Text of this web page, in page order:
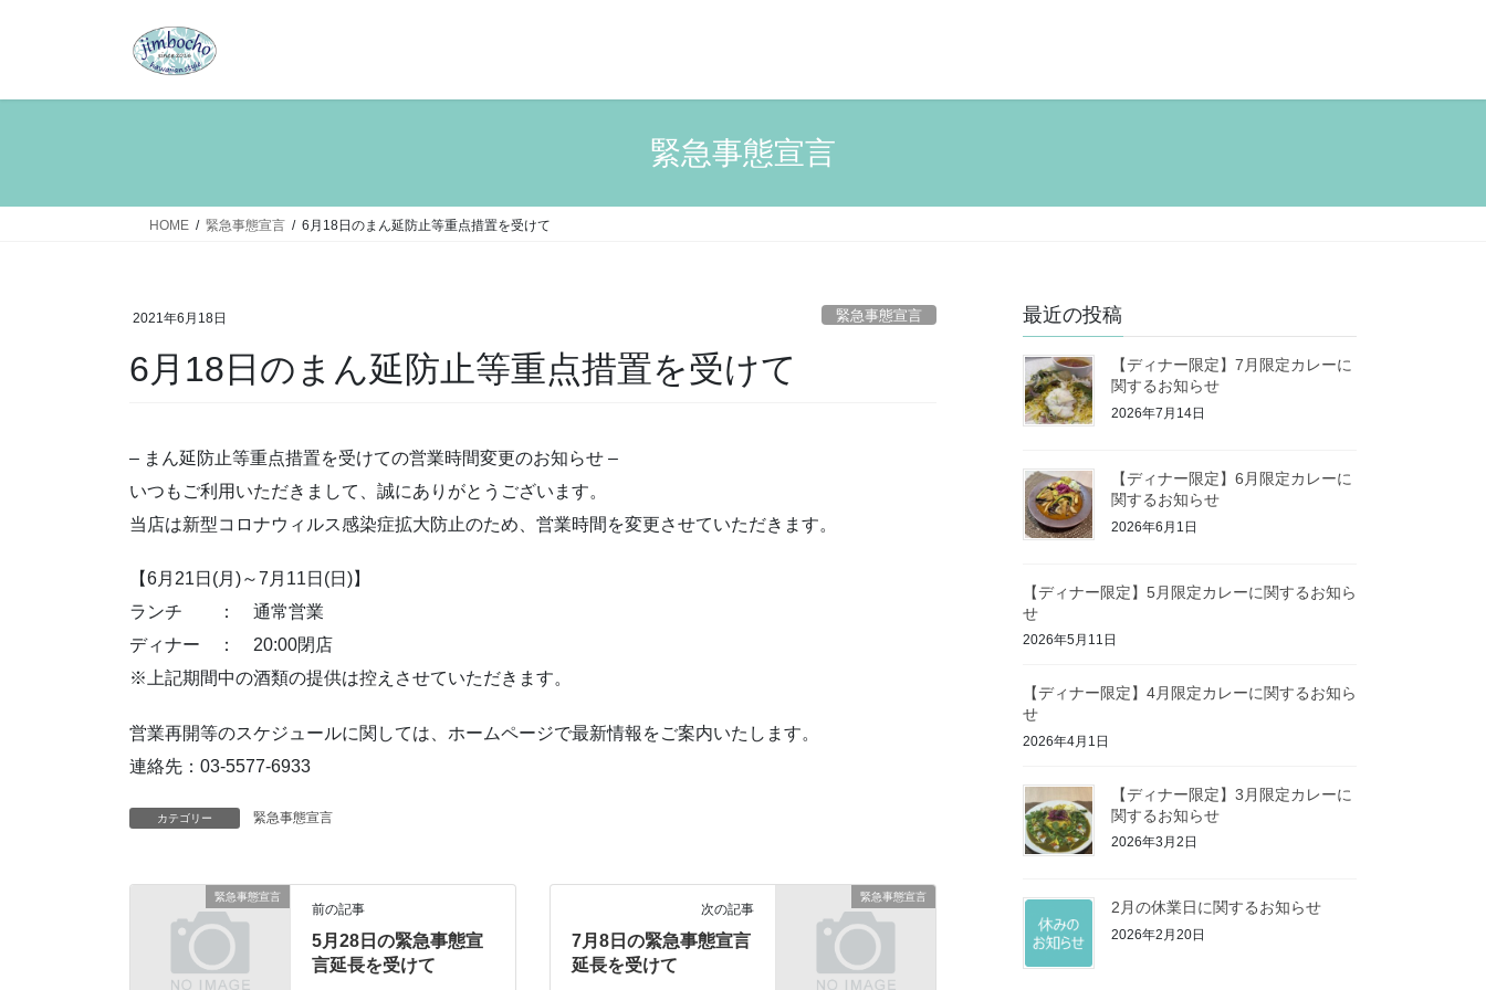
緊急事態宣言
HOME 緊急事態宣言 6月18日のまん延防止等重点措置を受けて
2021年6月18日 緊急事態宣言
6月18日のまん延防止等重点措置を受けて
– まん延防止等重点措置を受けての営業時間変更のお知らせ –
いつもご利用いただきまして、誠にありがとうございます。
当店は新型コロナウィルス感染症拡大防止のため、営業時間を変更させていただきます。
【6月21日(月)～7月11日(日)】
ランチ ： 通常営業
ディナー ： 20:00閉店
※上記期間中の酒類の提供は控えさせていただきます。
営業再開等のスケジュールに関しては、ホームページで最新情報をご案内いたします。
連絡先：03-5577-6933
カテゴリー 緊急事態宣言
緊急事態宣言
前の記事
5月28日の緊急事態宣
言延長を受けて
緊急事態宣言
次の記事
7月8日の緊急事態宣言
延長を受けて
最近の投稿
【ディナー限定】7月限定カレーに
関するお知らせ
2026年7月14日
【ディナー限定】6月限定カレーに
関するお知らせ
2026年6月1日
【ディナー限定】5月限定カレーに関するお知ら
せ
2026年5月11日
【ディナー限定】4月限定カレーに関するお知ら
せ
2026年4月1日
【ディナー限定】3月限定カレーに
関するお知らせ
2026年3月2日
2月の休業日に関するお知らせ
2026年2月20日